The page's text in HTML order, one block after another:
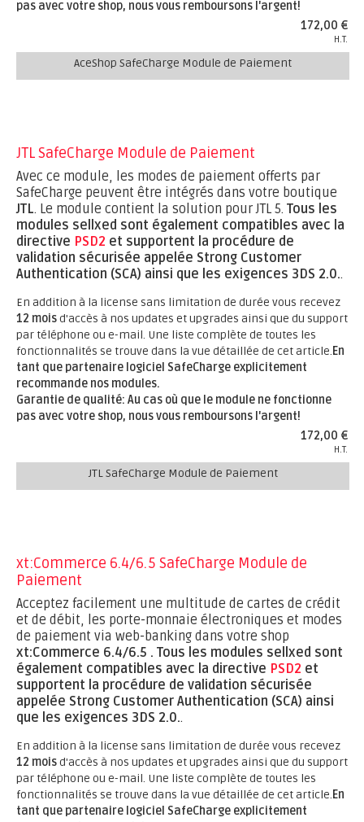
pas avec votre shop, nous vous remboursons l'argent!
172,00 €
H.T.
AceShop SafeCharge Module de Paiement
JTL SafeCharge Module de Paiement
Avec ce module, les modes de paiement offerts par
SafeCharge peuvent être intégrés dans votre boutique
JTL. Le module contient la solution pour JTL 5. Tous les
modules sellxed sont également compatibles avec la
directive PSD2 et supportent la procédure de
validation sécurisée appelée Strong Customer
Authentication (SCA) ainsi que les exigences 3DS 2.0..
En addition à la license sans limitation de durée vous recevez
12 moisd'accès à nos updates et upgrades ainsi que du support
par téléphone ou e-mail. Une liste complète de toutes les
fonctionnalités se trouve dans la vue détaillée de cet article.En
tant que partenaire logiciel SafeCharge explicitement
recommande nos modules.
Garantie de qualité: Au cas où que le module ne fonctionne
pas avec votre shop, nous vous remboursons l'argent!
172,00 €
H.T.
JTL SafeCharge Module de Paiement
xt:Commerce 6.4/6.5 SafeCharge Module de
Paiement
Acceptez facilement une multitude de cartes de crédit
et de débit, les porte-monnaie électroniques et modes
de paiement via web-banking dans votre shop
xt:Commerce 6.4/6.5 . Tous les modules sellxed sont
également compatibles avec la directive PSD2 et
supportent la procédure de validation sécurisée
appelée Strong Customer Authentication (SCA) ainsi
que les exigences 3DS 2.0..
En addition à la license sans limitation de durée vous recevez
12 moisd'accès à nos updates et upgrades ainsi que du support
par téléphone ou e-mail. Une liste complète de toutes les
fonctionnalités se trouve dans la vue détaillée de cet article.En
tant que partenaire logiciel SafeCharge explicitement